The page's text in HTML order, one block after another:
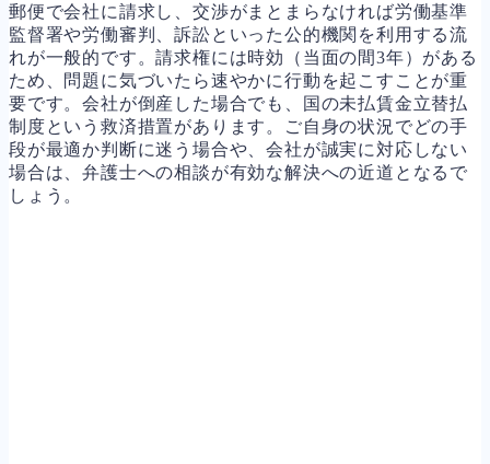
郵便で会社に請求し、交渉がまとまらなければ労働基準
監督署や労働審判、訴訟といった公的機関を利用する流
れが一般的です。請求権には時効（当面の間3年）がある
ため、問題に気づいたら速やかに行動を起こすことが重
要です。会社が倒産した場合でも、国の未払賃金立替払
制度という救済措置があります。ご自身の状況でどの手
段が最適か判断に迷う場合や、会社が誠実に対応しない
場合は、弁護士への相談が有効な解決への近道となるで
しょう。